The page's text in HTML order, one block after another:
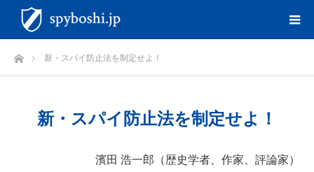
ホーム新・スパイ防止法を制定せよ！
新・スパイ防止法を制定せよ！
濱田 浩一郎（歴史学者、作家、評論家）